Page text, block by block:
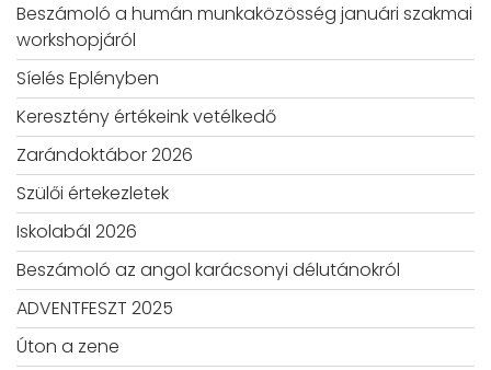
Beszámoló a humán munkaközösség januári szakmai
workshopjáról
Síelés Eplényben
Keresztény értékeink vetélkedő
Zarándoktábor 2026
Szülői értekezletek
Iskolabál 2026
Beszámoló az angol karácsonyi délutánokról
ADVENTFESZT 2025
Úton a zene